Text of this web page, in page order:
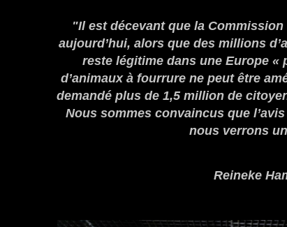
"Il est décevant que la
aujourd’hui, alors que des millions
reste légitime dans une Europe «
d’animaux à fourrure ne peut être
demandé plus de 1,5 million de
Nous sommes convaincus que
nous verrons
Reineke